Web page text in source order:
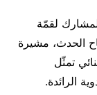
لقمّة
الحدث، مشيرة
تمثّل
الرائدة.